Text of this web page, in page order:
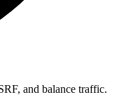
and balance traffic.